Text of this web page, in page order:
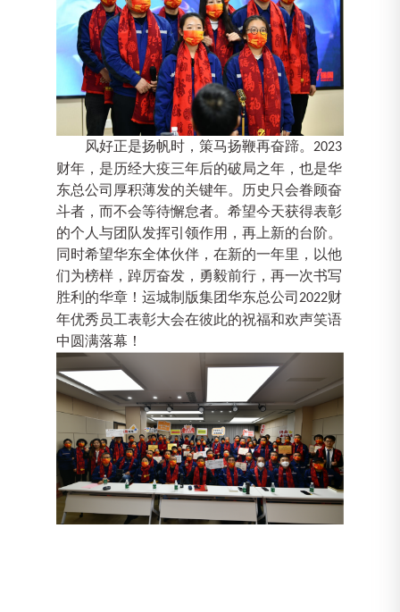
风好正是扬帆时，策马扬鞭再奋蹄。 2023
财年，是历经大疫三年后的破局之年，也是华
东总公司厚积薄发的关键年。历史只会眷顾奋
斗者，而不会等待懈怠者。希望今天获得表彰
的个人与团队发挥引领作用，再上新的台阶。
同时希望华东全体伙伴，在新的一年里，以他
们为榜样，踔厉奋发，勇毅前行，再一次书写
胜利的华章！运城制版集团华东总公司 2022财
年优秀员工表彰大会在彼此的祝福和欢声笑语
中 圆满落幕！